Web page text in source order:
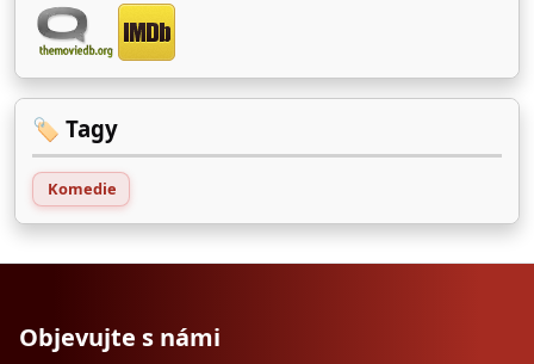
🏷️ Tagy
Komedie
Objevujte s námi